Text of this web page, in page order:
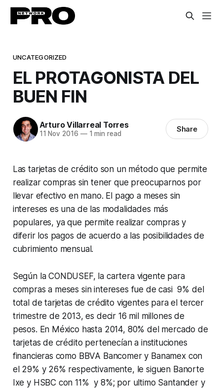
UNCATEGORIZED
EL PROTAGONISTA DEL
BUEN FIN
Arturo Villarreal Torres
11 Nov 2016 —1 min read Share
Las tarjetas de crédito son un método que permite
realizar compras sin tener que preocuparnos por
llevar efectivo en mano. El pago a meses sin
intereses es una de las modalidades más
populares, ya que permite realizar compras y
diferir los pagos de acuerdo a las posibilidades de
cubrimiento mensual.
Según la CONDUSEF, la cartera vigente para
compras a meses sin intereses fue de casi 9% del
total de tarjetas de crédito vigentes para el tercer
trimestre de 2013, es decir 16 mil millones de
pesos. En México hasta 2014, 80% del mercado de
tarjetas de crédito pertenecían a instituciones
financieras como BBVA Bancomer y Banamex con
el 29% y 26% respectivamente, le siguen Banorte
Ixe y HSBC con 11% y 8%; por ultimo Santander y